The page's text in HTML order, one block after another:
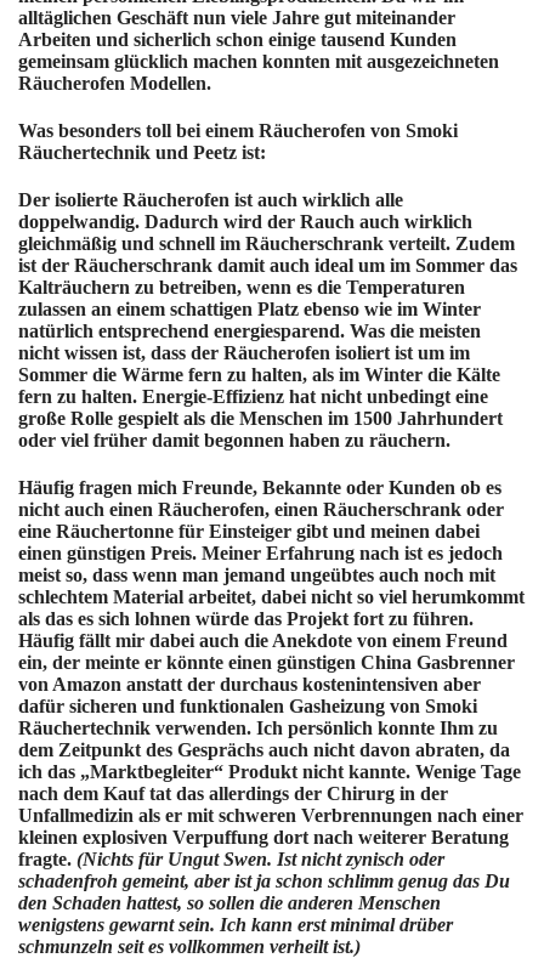
alltäglichen Geschäft nun viele Jahre gut miteinander
Arbeiten und sicherlich schon einige tausend Kunden
gemeinsam glücklich machen konnten mit ausgezeichneten
Räucherofen Modellen.
Was besonders toll bei einem Räucherofen von Smoki
Räuchertechnik und Peetz ist:
Der isolierte Räucherofen ist auch wirklich alle
doppelwandig. Dadurch wird der Rauch auch wirklich
gleichmäßig und schnell im Räucherschrank verteilt. Zudem
ist der Räucherschrank damit auch ideal um im Sommer das
Kalträuchern zu betreiben, wenn es die Temperaturen
zulassen an einem schattigen Platz ebenso wie im Winter
natürlich entsprechend energiesparend. Was die meisten
nicht wissen ist, dass der Räucherofen isoliert ist um im
Sommer die Wärme fern zu halten, als im Winter die Kälte
fern zu halten. Energie-Effizienz hat nicht unbedingt eine
große Rolle gespielt als die Menschen im 1500 Jahrhundert
oder viel früher damit begonnen haben zu räuchern.
Häufig fragen mich Freunde, Bekannte oder Kunden ob es
nicht auch einen Räucherofen, einen Räucherschrank oder
eine Räuchertonne für Einsteiger gibt und meinen dabei
einen günstigen Preis. Meiner Erfahrung nach ist es jedoch
meist so, dass wenn man jemand ungeübtes auch noch mit
schlechtem Material arbeitet, dabei nicht so viel herumkommt
als das es sich lohnen würde das Projekt fort zu führen.
Häufig fällt mir dabei auch die Anekdote von einem Freund
ein, der meinte er könnte einen günstigen China Gasbrenner
von Amazon anstatt der durchaus kostenintensiven aber
dafür sicheren und funktionalen Gasheizung von Smoki
Räuchertechnik verwenden. Ich persönlich konnte Ihm zu
dem Zeitpunkt des Gesprächs auch nicht davon abraten, da
ich das „Marktbegleiter“ Produkt nicht kannte. Wenige Tage
nach dem Kauf tat das allerdings der Chirurg in der
Unfallmedizin als er mit schweren Verbrennungen nach einer
kleinen explosiven Verpuffung dort nach weiterer Beratung
fragte. (Nichts für Ungut Swen. Ist nicht zynisch oder
schadenfroh gemeint, aber ist ja schon schlimm genug das Du
den Schaden hattest, so sollen die anderen Menschen
wenigstens gewarnt sein. Ich kann erst minimal drüber
schmunzeln seit es vollkommen verheilt ist.)